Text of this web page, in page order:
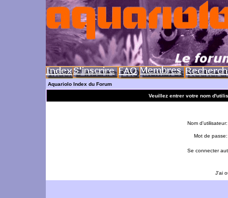
Aquariolo Index du Forum
Veuillez entrer votre nom
Nom d'utilisateur:
Mot de passe:
Se connecter
J'ai